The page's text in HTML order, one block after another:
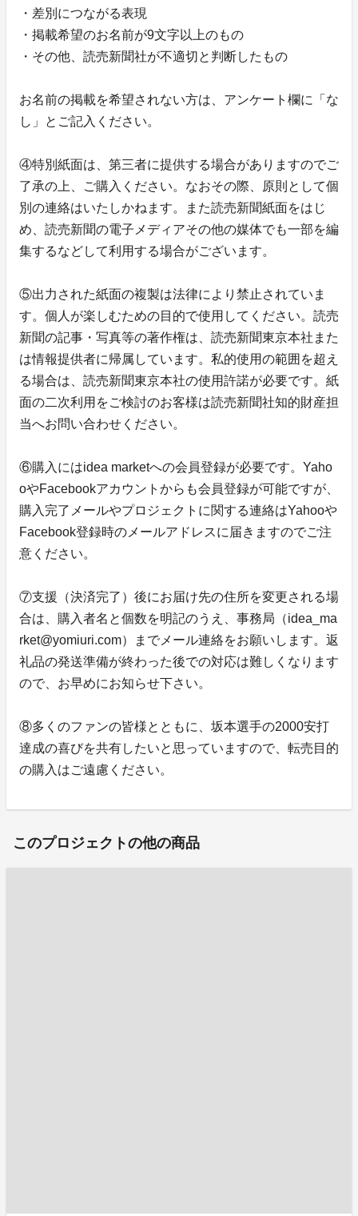
・差別につながる表現
・掲載希望のお名前が9文字以上のもの
・その他、読売新聞社が不適切と判断したもの
お名前の掲載を希望されない方は、アンケート欄に「な
し」とご記入ください。
④特別紙面は、第三者に提供する場合がありますのでご
了承の上、ご購入ください。なおその際、原則として個
別の連絡はいたしかねます。また読売新聞紙面をはじ
め、読売新聞の電子メディアその他の媒体でも一部を編
集するなどして利用する場合がございます。
⑤出力された紙面の複製は法律により禁止されていま
す。個人が楽しむための目的で使用してください。読売
新聞の記事・写真等の著作権は、読売新聞東京本社また
は情報提供者に帰属しています。私的使用の範囲を超え
る場合は、読売新聞東京本社の使用許諾が必要です。紙
面の二次利用をご検討のお客様は読売新聞社知的財産担
当へお問い合わせください。
⑥購入にはidea marketへの会員登録が必要です。Yaho
oやFacebookアカウントからも会員登録が可能ですが、
購入完了メールやプロジェクトに関する連絡はYahooや
Facebook登録時のメールアドレスに届きますのでご注
意ください。
⑦支援（決済完了）後にお届け先の住所を変更される場
合は、購入者名と個数を明記のうえ、事務局（idea_ma
rket@yomiuri.com）までメール連絡をお願いします。返
礼品の発送準備が終わった後での対応は難しくなります
ので、お早めにお知らせ下さい。
⑧多くのファンの皆様とともに、坂本選手の2000安打
達成の喜びを共有したいと思っていますので、転売目的
の購入はご遠慮ください。
このプロジェクトの他の商品